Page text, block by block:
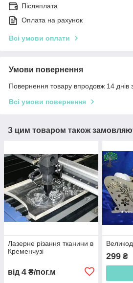
Післяплата
Оплата на рахунок
Всі умови оплати
Умови повернення
Повернення товару впродовж 14 днів
Всі умови повернення
З цим товаром також
Лазерне різання тканини в
Кременчузі
від 4 ₴/пог.м
299₴